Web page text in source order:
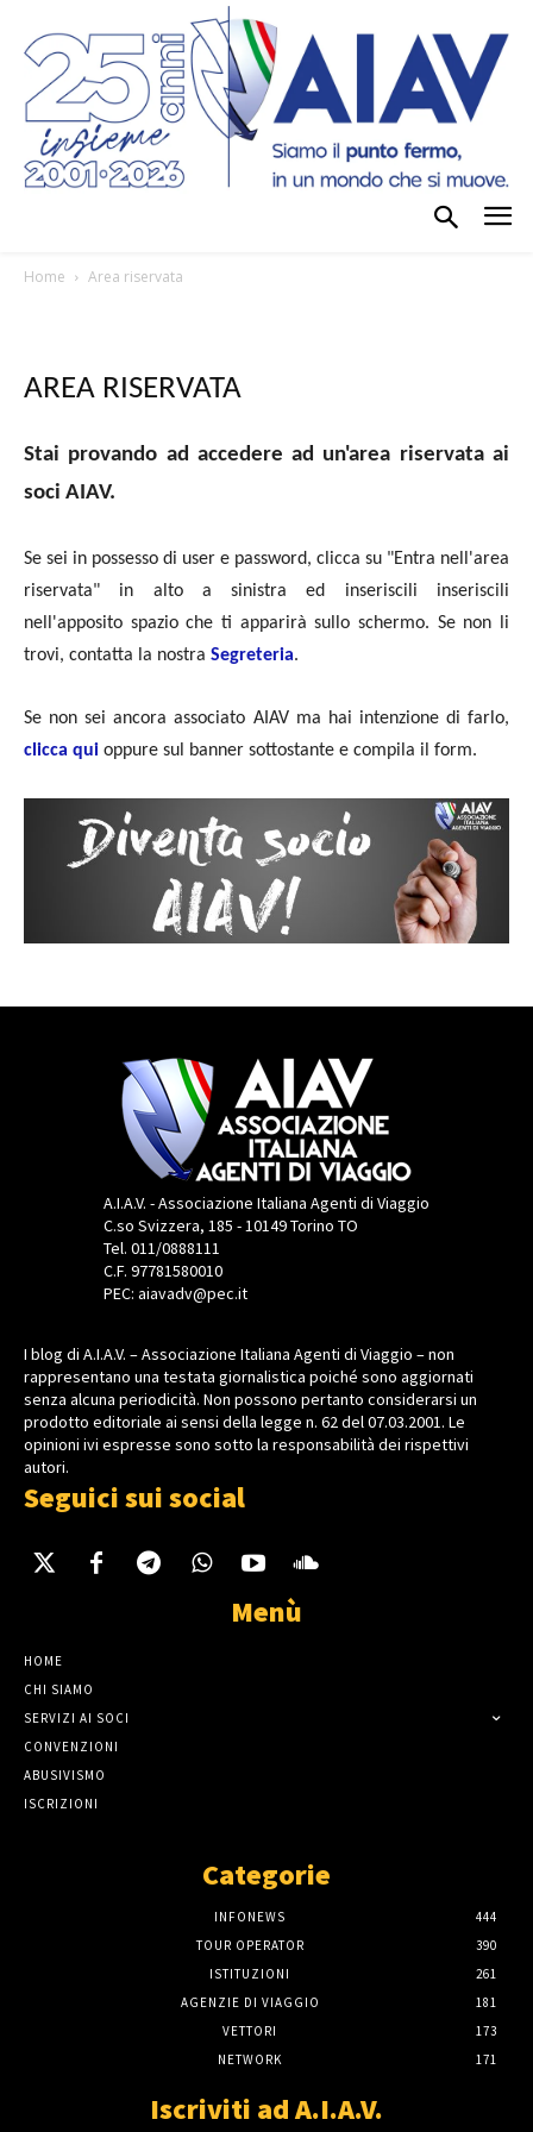
Home Area riservata
AREA RISERVATA
Stai provando ad accedere ad un'area riservata ai
soci AIAV.
Se sei in possesso di user e password, clicca su "Entra nell'area
riservata" in alto a sinistra ed inseriscili inseriscili
nell'apposito spazio che ti apparirà sullo schermo. Se non li
trovi, contatta la nostra Segreteria.
Se non sei ancora associato AIAV ma hai intenzione di farlo,
clicca qui oppure sul banner sottostante e compila il form.
A.I.A.V. - Associazione Italiana Agenti di Viaggio
C.so Svizzera, 185 - 10149 Torino TO
Tel. 011/0888111
C.F. 97781580010
PEC: aiavadv@pec.it
I blog di A.I.A.V. – Associazione Italiana Agenti di Viaggio – non
rappresentano una testata giornalistica poiché sono aggiornati
senza alcuna periodicità. Non possono pertanto considerarsi un
prodotto editoriale ai sensi della legge n. 62 del 07.03.2001. Le
opinioni ivi espresse sono sotto la responsabilità dei rispettivi
autori.
Seguici sui social
Menù
HOME
CHI SIAMO
SERVIZI AI SOCI
CONVENZIONI
ABUSIVISMO
ISCRIZIONI
Categorie
INFONEWS
444
TOUR OPERATOR
390
ISTITUZIONI
261
AGENZIE DI VIAGGIO
181
VETTORI
173
NETWORK
171
Iscriviti ad A.I.A.V.